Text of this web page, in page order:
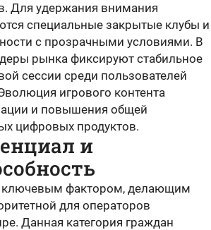
Для удержания внимания
специальные закрытые клубы и
с прозрачными условиями. В
рынка фиксируют стабильное
сессии среди пользователей
игрового контента
и повышения общей
цифровых продуктов.
и
ключевым фактором, делающим
для операторов
Данная категория граждан